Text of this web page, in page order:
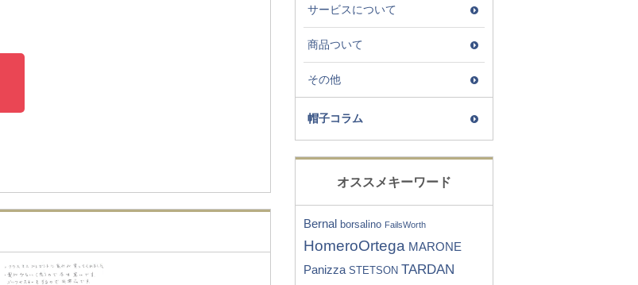
サービスについて
商品ついて
その他
帽子コラム
オススメキーワード
Bernal borsalino FailsWorth
HomeroOrtega MARONE
Panizza STETSON TARDAN